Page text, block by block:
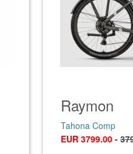
Raymon
Tahona Comp
EUR 3799.00 -